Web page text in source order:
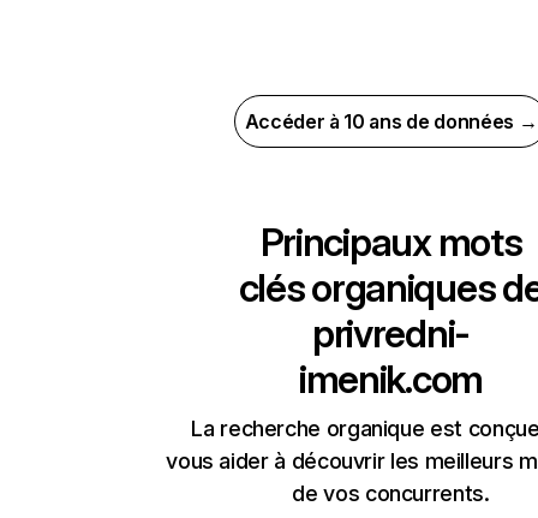
Accéder à 10 ans de données →
Principaux mots
clés organiques
privredni-
imenik.com
La recherche organique est
vous aider à découvrir les meilleurs
de vos concurrents.